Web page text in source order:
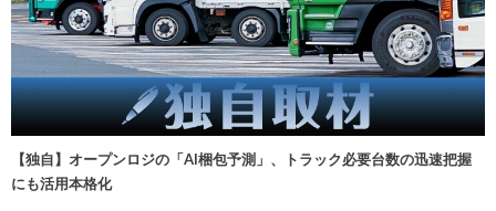
【独自】オープンロジの「AI梱包予測」、トラック必要台数の迅速把握
にも活用本格化